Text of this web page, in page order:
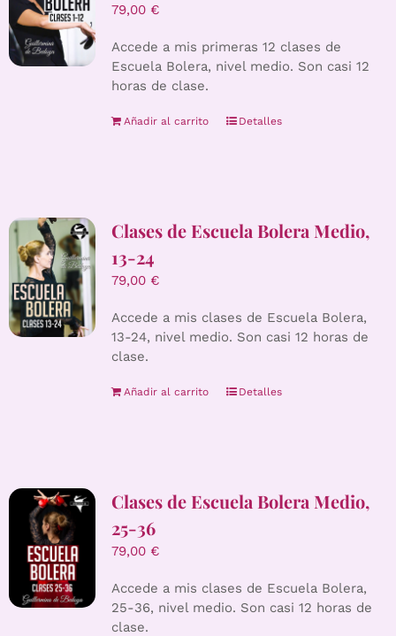
79,00 €
Accede a mis primeras 12 clases de
Escuela Bolera, nivel medio. Son casi 12
horas de clase.
Añadir al carrito Detalles
Clases de Escuela Bolera Medio,
13-24
79,00 €
Accede a mis clases de Escuela Bolera,
13-24, nivel medio. Son casi 12 horas de
clase.
Añadir al carrito Detalles
Clases de Escuela Bolera Medio,
25-36
79,00 €
Accede a mis clases de Escuela Bolera,
25-36, nivel medio. Son casi 12 horas de
clase.